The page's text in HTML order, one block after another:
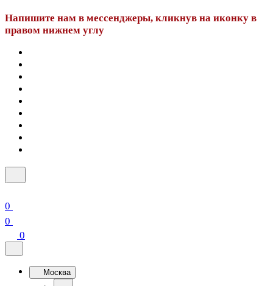
Напишите нам в мессенджеры, кликнув на иконку в
правом нижнем углу
0
0
0
Москва